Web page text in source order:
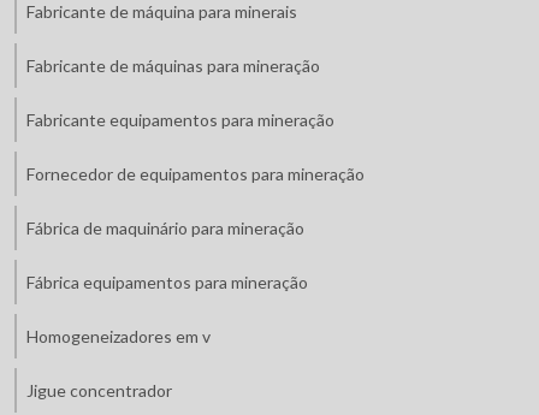
Fabricante de máquina para minerais
Fabricante de máquinas para mineração
Fabricante equipamentos para mineração
Fornecedor de equipamentos para mineração
Fábrica de maquinário para mineração
Fábrica equipamentos para mineração
Homogeneizadores em v
Jigue concentrador